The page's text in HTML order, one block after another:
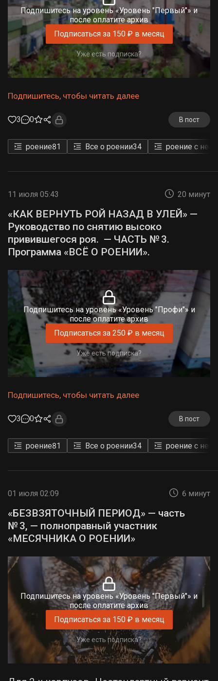
Подпишитесь на уровень «Уровень "Первый"» и
после оплатите архив
Подписаться за 150 ₽ в месяц
Уже есть подписка?
Подпишитесь, чтобы читать далее
3 0 В пост
роение81 Все о роении34 роение с
11 июля 05:43 20 минут
«КАК ВЕРНУТЬ РОЙ НАЗАД В УЛЕЙ» —
Руководство по снятию высоко
привившегося роя. — ЧАСТЬ № 3.
Программа «ВСЁ О РОЕНИИ».
Подпишитесь на уровень «Уровень "Профи"» и
после оплатите архив
Подписаться за 250 ₽ в месяц
Уже есть подписка?
Подпишитесь, чтобы читать далее
3 0 В пост
роение81 Все о роении34 роение с
01 июля 02:09 6 минут
«БЕЗВЗЯТОЧНЫЙ ПЕРИОД» — часть
№ 3, — полноправный участник
«МЕСЯЧНИКА О РОЕНИИ»
Подпишитесь на уровень «Уровень "Первый"» и
после оплатите архив
Подписаться за 150 ₽ в месяц
Уже есть подписка?